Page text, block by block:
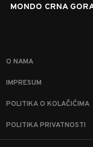
MONDO CRNA
O NAMA
IMPRESUM
POLITIKA O KOLAČIĆIMA
POLITIKA PRIVATNOSTI